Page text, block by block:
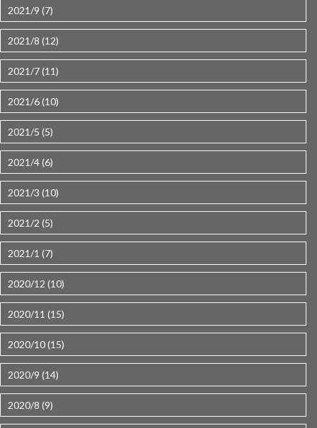
2021/9 (7)
2021/8 (12)
2021/7 (11)
2021/6 (10)
2021/5 (5)
2021/4 (6)
2021/3 (10)
2021/2 (5)
2021/1 (7)
2020/12 (10)
2020/11 (15)
2020/10 (15)
2020/9 (14)
2020/8 (9)